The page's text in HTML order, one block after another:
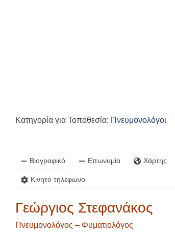
Κατηγορία για Τοποθεσία: Πνευμονολόγοι
Βιογραφικό Επωνυμία Χάρτης
Κινητό τηλέφωνο
Γεώργιος Στεφανάκος
Πνευμονολόγος – Φυματιολόγος